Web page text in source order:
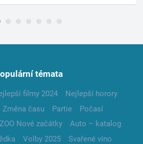
témata
filmy 2024
Nejlepší horory
Změna času Partie
Počasí
ZOO Nové začátky
Auto – katalog
Volby 2025
Svařené víno